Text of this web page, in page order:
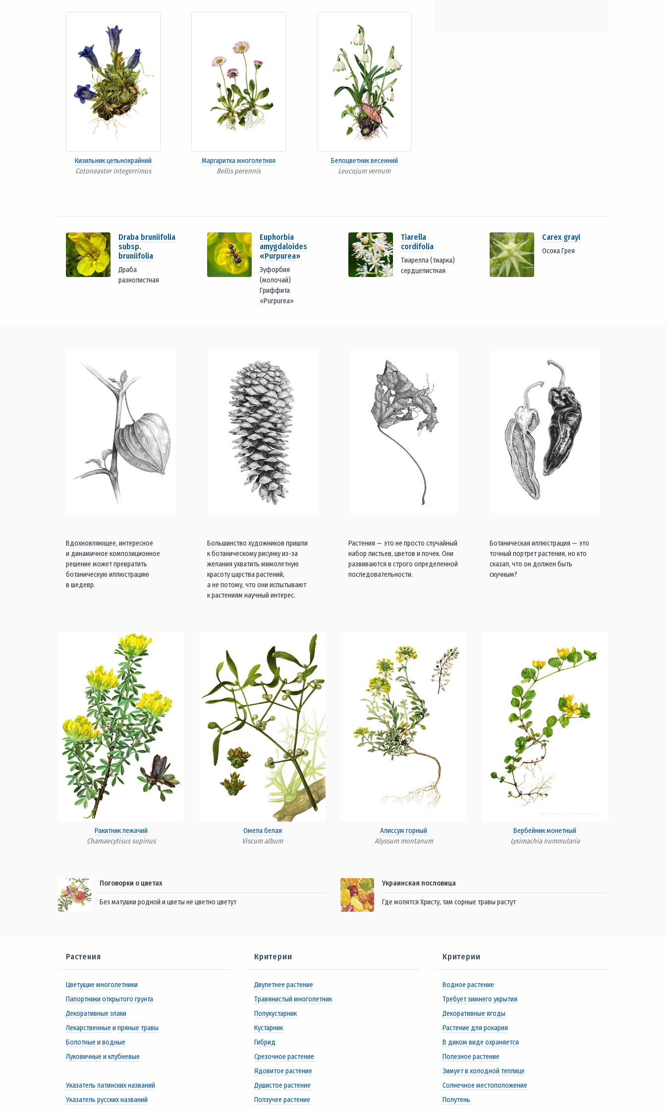
Кизильник цельнокрайний
Cotoneaster integerrimus
Маргаритка многолетняя
Bellis perennis
Белоцветник весенний
Leucojum vernum
Draba bruniifolia
subsp.
bruniifolia
Драба
разнолистная
Euphorbia
amygdaloides
«Purpurea»
Эуфорбия
(молочай)
Гриффита
«Purpurea»
Tiarella
cordifolia
Тиарелла (тиарка)
сердцелистная
Carex grayi
Осока Грея
Вдохновляющее, интересное
и динамичное композиционное
решение может превратить
ботаническую иллюстрацию
в шедевр.
Большинство художников пришли
к ботаническому рисунку из-за
желания ухватить мимолетную
красоту царства растений,
а не потому, что они испытывают
к растениям научный интерес.
Растения — это не просто случайный
набор листьев, цветов и почек. Они
развиваются в строго определенной
последовательности.
Ботаническая иллюстрация — это
точный портрет растения, но кто
сказал, что он должен быть
скучным?
Ракитник лежачий
Chamaecytisus supinus
Омела белая
Viscum album
Алиссум горный
Alyssum montanum
Вербейник монетный
Lysimachia nummularia
Поговорки о цветах
Без матушки родной и цветы не цветно цветут
Украинская пословица
Где молятся Христу, там сорные травы растут
Растения
Цветущие многолетники
Папортники открытого грунта
Декоративные злаки
Лекарственные и пряные травы
Болотные и водные
Луковичные и клубневые
Указатель латинских названий
Указатель русских названий
Критерии
Двулетнее растение
Травянистый многолетник
Полукустарник
Кустарник
Гибрид
Срезочное растение
Ядовитое растение
Душистое растение
Ползучее растение
Критерии
Водное растение
Требует зимнего укрытия
Декоративные ягоды
Растение для рокария
В диком виде охраняется
Полезное растение
Зимует в холодной теплице
Солнечное местоположение
Полутень